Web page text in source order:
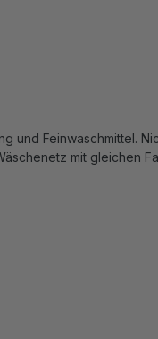
und Feinwaschmittel.
mit gleichen